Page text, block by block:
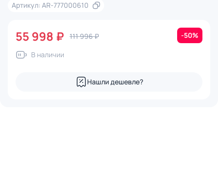
Артикул: AR-777000610
55 998 ₽ 111 996 ₽ -50%
В наличии
Нашли дешевле?